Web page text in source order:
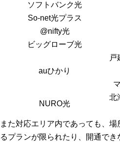
ソフトバンク光
So-net光プラス
@nifty光
ビッグローブ光
auひかり
戸
NURO光
北
また対応エリア内であっても、 場
るプランが限られたり、開通でき